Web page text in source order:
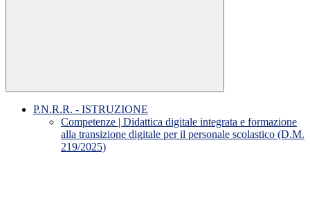
P.N.R.R. - ISTRUZIONE
Competenze | Didattica digitale integrata e formazione
alla transizione digitale per il personale scolastico (D.M.
219/2025)